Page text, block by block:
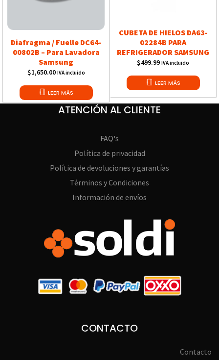
CUBETA DE HIELOS DA63-
02284B PARA
REFRIGERADOR SAMSUNG
$499.99 IVA incluido
LEER MÁS
Diafragma / Fuelle DC64-
00802B – Para Lavadora
Samsung
$1,650.00 IVA incluido
LEER MÁS
ATENCIÓN AL CLIENTE
FAQ's
Política de privacidad
Política de devoluciones y garantías
Términos y Condiciones
Información de envíos
CONTACTO
Contacto